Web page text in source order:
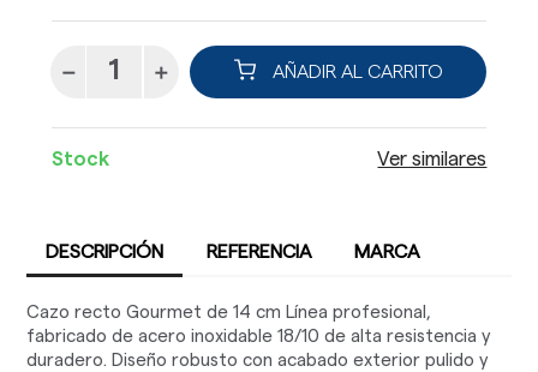
AÑADIR AL CARRITO
Stock Ver similares
DESCRIPCIÓN REFERENCIA MARCA
Cazo recto Gourmet de 14 cm Línea profesional,
fabricado de acero inoxidable 18/10 de alta resistencia y
duradero. Diseño robusto con acabado exterior pulido y